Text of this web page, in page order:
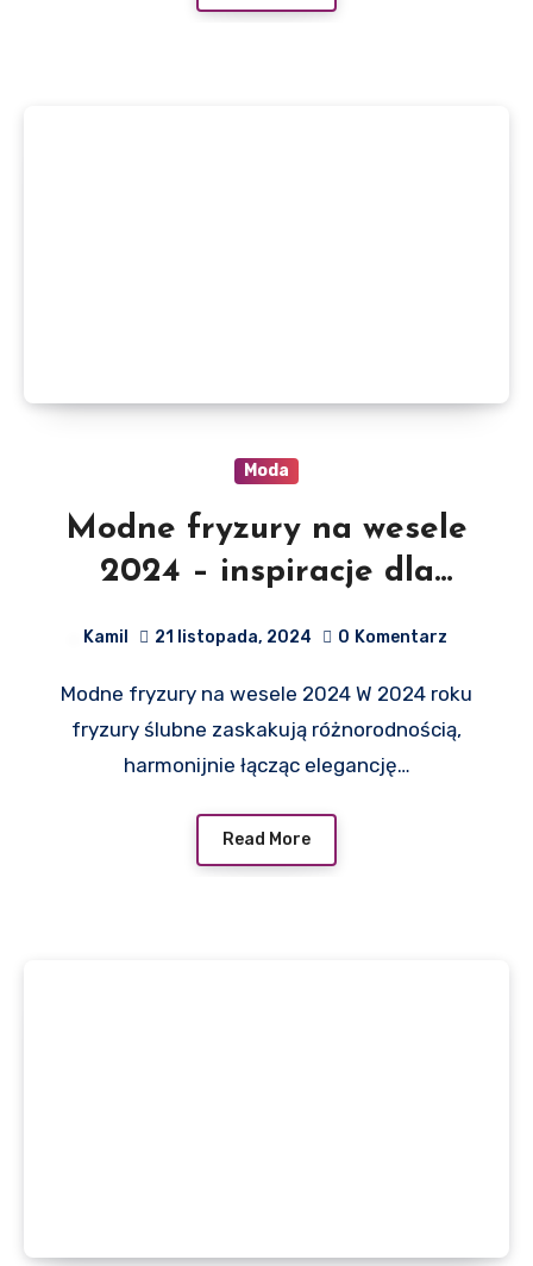
Moda
Modne fryzury na wesele
2024 – inspiracje dla
Kamil 21 listopada, 2024 0 Komentarz
Modne fryzury na wesele 2024 W 2024 roku
fryzury ślubne zaskakują różnorodnością,
harmonijnie łącząc elegancję…
Read More